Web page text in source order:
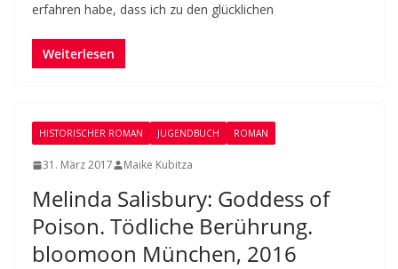
erfahren habe, dass ich zu den glücklichen
Weiterlesen
HISTORISCHER ROMAN JUGENDBUCH ROMAN
31. März 2017 Maike Kubitza
Melinda Salisbury: Goddess of
Poison. Tödliche Berührung.
bloomoon München, 2016